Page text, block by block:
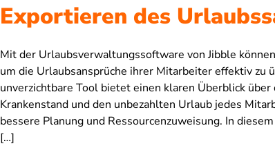
Exportieren des
Mit der Urlaubsverwaltungssoftware von Jibble
um die Urlaubsansprüche ihrer Mitarbeiter effektiv zu
unverzichtbare Tool bietet einen klaren Überblick
Krankenstand und den unbezahlten Urlaub jedes
bessere Planung und Ressourcenzuweisung. In
[…]